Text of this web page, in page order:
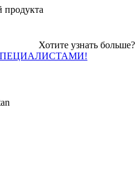
продукта
Хотите узнать больше?